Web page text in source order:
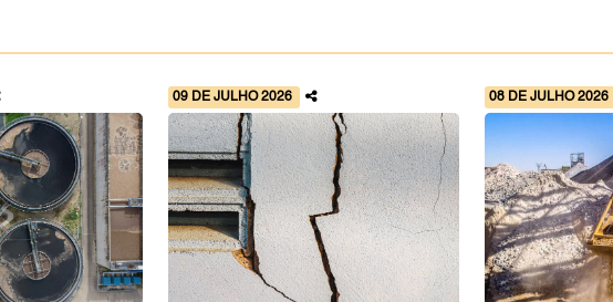
09 DE JULHO 2026 08 DE JULHO 2026